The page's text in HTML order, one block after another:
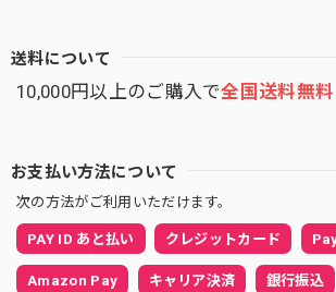
送料について
10,000円以上のご購入で全国送料無料
お支払い方法について
次の方法がご利用いただけます。
PAY ID あと払い クレジットカード
Amazon Pay キャリア決済 銀行振込